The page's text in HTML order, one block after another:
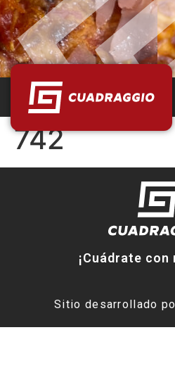
742
¡Cuádrate
Sitio desarrollado